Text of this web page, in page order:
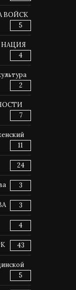
ВОЙСК
5
НАЦИЯ
4
2
7
11
24
3
3
4
43
5